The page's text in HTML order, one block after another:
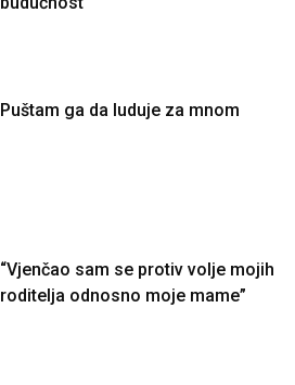
Puštam ga da luduje za mnom
“Vjenčao sam se protiv volje mojih
roditelja odnosno moje mame”